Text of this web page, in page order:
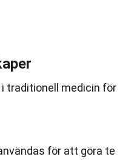
traditionell medicin för
för att göra te